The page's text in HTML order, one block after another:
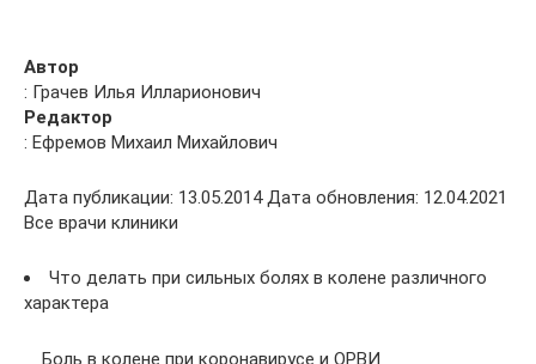
Автор
: Грачев Илья Илларионович
Редактор
: Ефремов Михаил Михайлович
Дата публикации: 13.05.2014 Дата обновления: 12.04.2021
Все врачи клиники
Что делать при сильных болях в колене различного
характера
Боль в колене при коронавирусе и ОРВИ